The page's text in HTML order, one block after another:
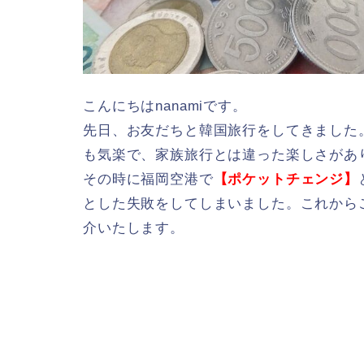
こんにちはnanamiです。
先日、お友だちと韓国旅行をしてきまし
も気楽で、家族旅行とは違った楽しさが
その時に福岡空港で 【ポケットチェンジ】
とした失敗をしてしまいました。これか
介いたします。